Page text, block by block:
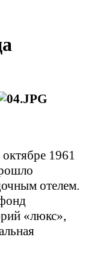
1961
отелем.
«люкс»,